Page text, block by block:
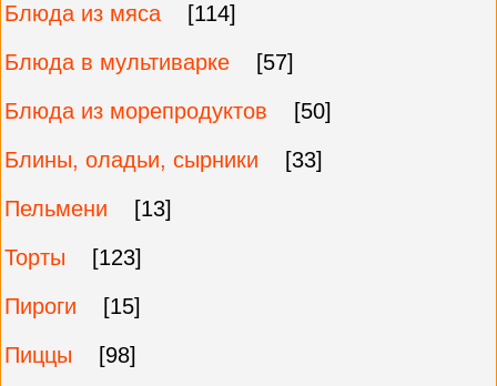
Блюда из мяса
[114]
Блюда в мультиварке
[57]
Блюда из морепродуктов
[50]
Блины, оладьи, сырники
[33]
Пельмени
[13]
Торты
[123]
Пироги
[15]
Пиццы
[98]